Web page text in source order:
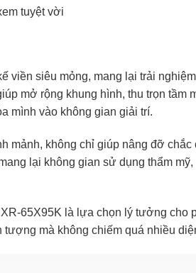
tuyệt vời
viền siêu mỏng, mang lại trải
mở rộng khung hình, thu trọn tầm
mình vào không gian giải trí.
mảnh, không chỉ giúp nâng đỡ chắc
lại không gian sử dụng thẩm mỹ,
65X95K là lựa chọn lý tưởng cho
tượng mà không chiếm quá nhiều